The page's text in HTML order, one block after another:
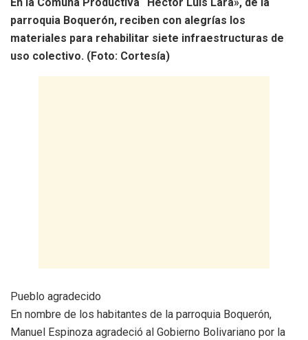
En la Comuna Productiva “Héctor Luis Lara», de la
parroquia Boquerón, reciben con alegrías los
materiales para rehabilitar siete infraestructuras de
uso colectivo. (Foto: Cortesía)
Pueblo agradecido
En nombre de los habitantes de la parroquia Boquerón,
Manuel Espinoza agradeció al Gobierno Bolivariano por la